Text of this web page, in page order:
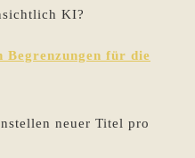
KI?
Begrenzungen für die
neuer Titel pro